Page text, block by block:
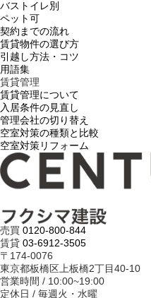
バストイレ別
ペット可
契約までの流れ
賃貸物件の選び方
引越し方法・コツ
用語集
賃貸管理
賃貸管理について
入居条件の見直し
管理会社の切り替え
空室対策の種類と比較
空室対策リフォーム
売買 0120-800-844
賃貸 03-6912-3505
〒174-0076
東京都板橋区上板橋2丁目40-10
営業時間 / 10:00~19:00
定休日 / 毎週火・水曜